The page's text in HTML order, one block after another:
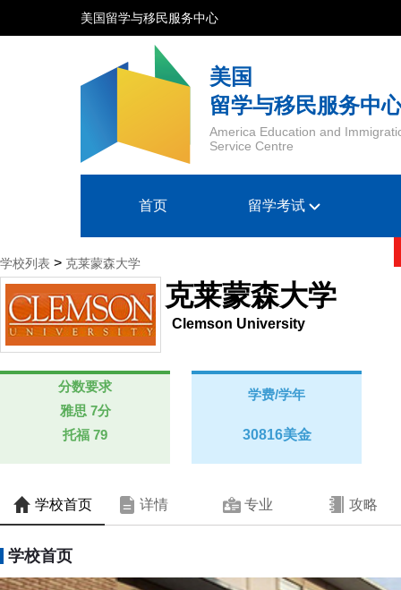
美国留学与移民服务中心
美国
留学与移民服务中
America Education and
Service Centre
首页 留学考试
学校列表 > 克莱蒙森大学
克莱蒙森大学
Clemson University
分数要求
雅思 7分
托福 79
学费/学年
30816美金
学校首页 详情 专业 攻略
学校首页